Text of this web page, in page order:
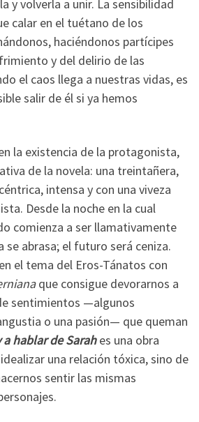
y volverla a unir. La sensibilidad
calar en el tuétano de los
haciéndonos partícipes
y del delirio de las
el caos llega a nuestras vidas, es
salir de él si ya hemos
la existencia de la protagonista,
de la novela: una treintañera,
intensa y con una viveza
Desde la noche en la cual
comienza a ser llamativamente
se abrasa; el futuro será ceniza.
el tema del Eros-Tánatos con
que consigue devorarnos a
sentimientos —algunos
o una pasión— que queman
a hablar de Sarahes una obra
una relación tóxica, sino de
sentir las mismas